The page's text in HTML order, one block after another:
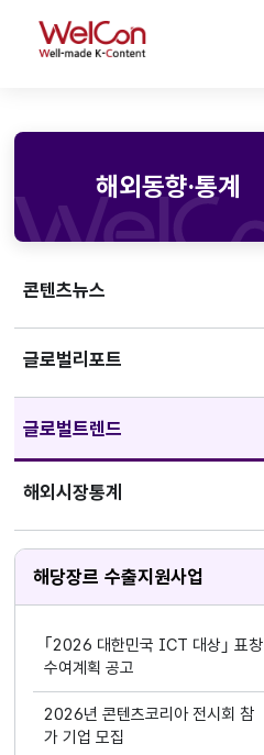
WelCon
해외동향·통계
콘텐츠뉴스
글로벌리포트
글로벌트렌드
해외시장통계
해당장르 수출지원사업
｢2026 대한민국 ICT 대상｣ 표창
수여계획 공고
2026년 콘텐츠코리아 전시회 참
가 기업 모집